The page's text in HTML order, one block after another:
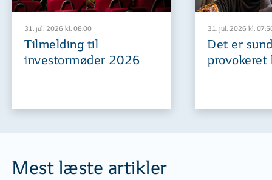
31. jul. 2026 kl. 08:00
Tilmelding til
investormøder 2026
31. jul. 2026 kl.
Det er
provokeret
Mest læste artikler